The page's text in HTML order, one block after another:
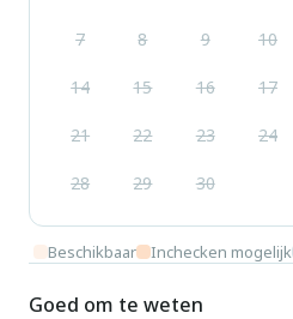
7 8 9 10
14 15 16 17
21 22 23 24
28 29 30
Beschikbaar Inchecken mogelijk
Goed om te weten